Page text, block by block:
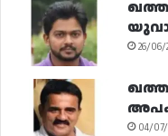
26/06/
04/07/